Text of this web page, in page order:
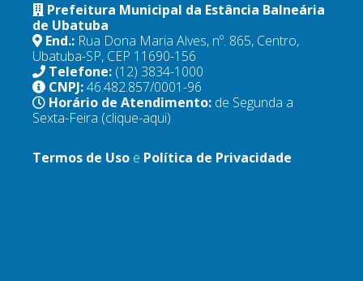
Prefeitura Municipal da Estância Balneária
de Ubatuba
End.: Rua Dona Maria Alves, nº. 865, Centro,
Ubatuba-SP, CEP 11690-156
Telefone: (12) 3834-1000
CNPJ:46.482.857/0001-96
Horário de Atendimento: de Segunda a
Sexta-Feira (clique-aqui)
Termos de Uso e Política de Privacidade